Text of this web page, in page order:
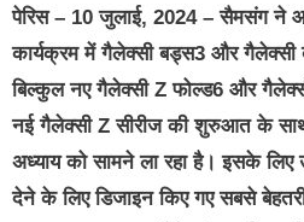
पेरिस– 10जुलाई, 2024 – सैमसंग ने
कार्यक्रम में गैलेक्सी बड्स3 और
बिल्कुल नए गैलेक्सी Z फोल्ड6 और
नई गैलेक्सी Z सीरीज की शुरुआत के
अध्याय को सामने ला रहा है। इसके
देने के लिए डिजाइन किए गए सबसे